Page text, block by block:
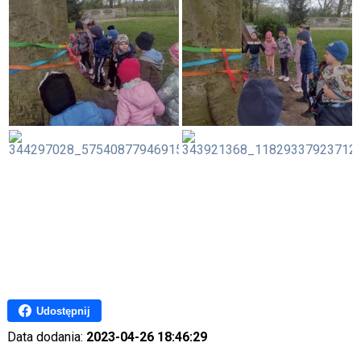
Udostępnij
Data dodania: 2023-04-26 18:46:29